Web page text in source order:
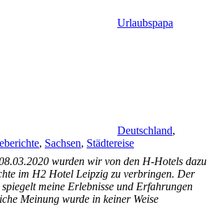
Urlaubspapa
Deutschland,
, Sachsen, Städtereise
wurden wir von den H-Hotels dazu
im H2 Hotel Leipzig zu verbringen. Der
meine Erlebnisse und Erfahrungen
Meinung wurde in keiner Weise